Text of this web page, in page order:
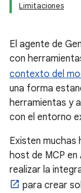
Limitaciones
El agente de
con
contexto del
una forma
herramientas y
con el entorno
Existen muchas
host de MCP en
realizar la
para crear